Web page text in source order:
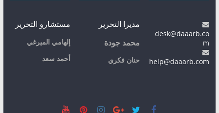
desk@daaarb.co
m
help@daaarb.com
مديرا التحرير
محمد جودة
حنان فكري
مستشارو التحرير
إلهامي الميرغي
أحمد سعد